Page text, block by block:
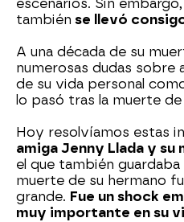
escenarios. Sin
también se llevó
A una década de su
numerosas dudas
de su vida personal
lo pasó tras la muerte
Hoy resolvíamos estas
amiga Jenny Llada y su
el que también guardaba
muerte de su hermano
grande. Fue un shock
muy importante en su